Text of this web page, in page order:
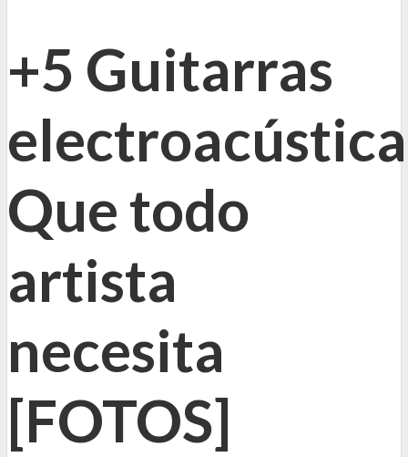
+5 Guitarras
Que todo
artista
necesita
[FOTOS]